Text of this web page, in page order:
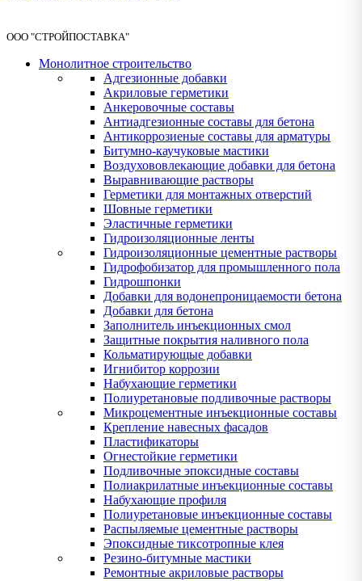
ООО "СТРОЙПОСТАВКА"
Монолитное строительство
Адгезионные добавки
Акриловые герметики
Анкеровочные составы
Антиадгезионные составы для бетона
Антикоррозиеные составы для арматуры
Битумно-каучуковые мастики
Воздухововлекающие добавки для бетона
Выравнивающие растворы
Герметики для монтажных отверстий
Шовные герметики
Эластичные герметики
Гидроизоляционные ленты
Гидроизоляционные цементные растворы
Гидрофобизатор для промышленного пола
Гидрошпонки
Добавки для водонепроницаемости бетона
Добавки для бетона
Заполнитель инъекционных смол
Защитные покрытия наливного пола
Кольматирующые добавки
Игнибитор коррозии
Набухающие герметики
Полиуретановые подливочные растворы
Микроцементные инъекционные составы
Крепление навесных фасадов
Пластификаторы
Огнестойкие герметики
Подливочные эпоксидные составы
Полиакрилатные инъекционные составы
Набухающие профиля
Полиуретановые инъекционные составы
Распыляемые цементные растворы
Эпоксидные тиксотропные клея
Резино-битумные мастики
Ремонтные акриловые растворы